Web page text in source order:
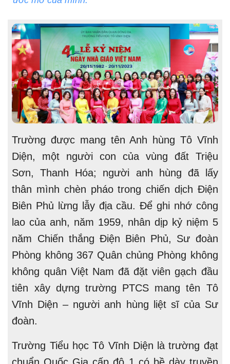
Trường được mang tên Anh hùng Tô Vĩnh
Diện, một người con của vùng đất Triệu
Sơn, Thanh Hóa; người anh hùng đã lấy
thân mình chèn pháo trong chiến dịch Điện
Biên Phủ lừng lẫy địa cầu. Để ghi nhớ công
lao của anh, năm 1959, nhân dịp kỷ niệm 5
năm Chiến thắng Điện Biên Phủ, Sư đoàn
Phòng không 367 Quân chủng Phòng không
không quân Việt Nam đã đặt viên gạch đầu
tiên xây dựng trường PTCS mang tên Tô
Vĩnh Diện – người anh hùng liệt sĩ của Sư
đoàn.
Trường Tiểu học Tô Vĩnh Diện là trường đạt